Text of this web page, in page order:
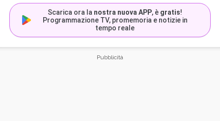
Scarica ora la nostra nuova APP, è gratis!
Programmazione TV, promemoria e notizie in
tempo reale